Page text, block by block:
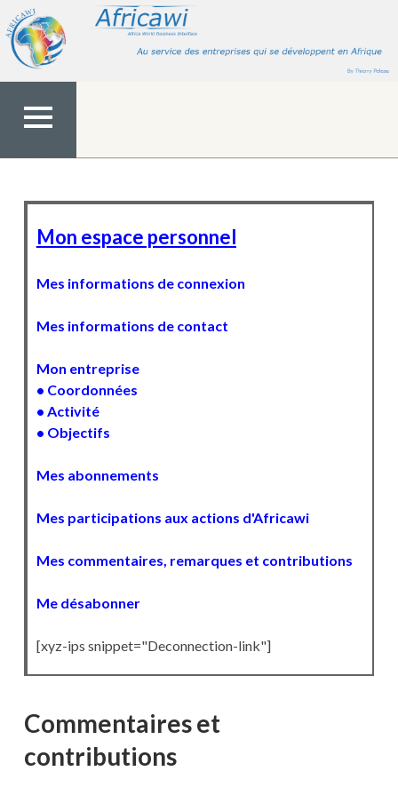
contenu
MENU
Mon espace personnel
Mes informations de connexion
Mes informations de contact
Mon entreprise
• Coordonnées
• Activité
• Objectifs
Mes abonnements
Mes participations aux actions d'Africawi
Mes commentaires, remarques et contributions
Me désabonner
[xyz-ips snippet="Deconnection-link"]
Commentaires et
contributions